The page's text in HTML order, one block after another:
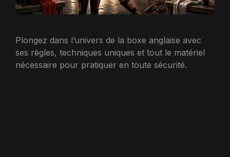
Plongez dans l’univers de la boxe anglaise avec
ses règles, techniques uniques et tout le matériel
nécessaire pour pratiquer en toute sécurité.